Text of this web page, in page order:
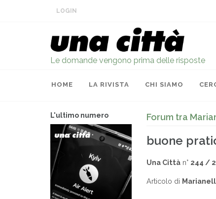
LOGIN
Le domande vengono prima delle risposte
HOME LA RIVISTA CHI SIAMO
L'ultimo numero Forum tra
buone
Una Città n° 244 /
Articolo di